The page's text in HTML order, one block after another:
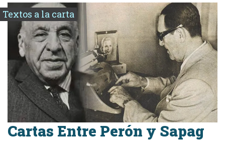
Textos a la carta
Cartas Entre Perón y Sapag